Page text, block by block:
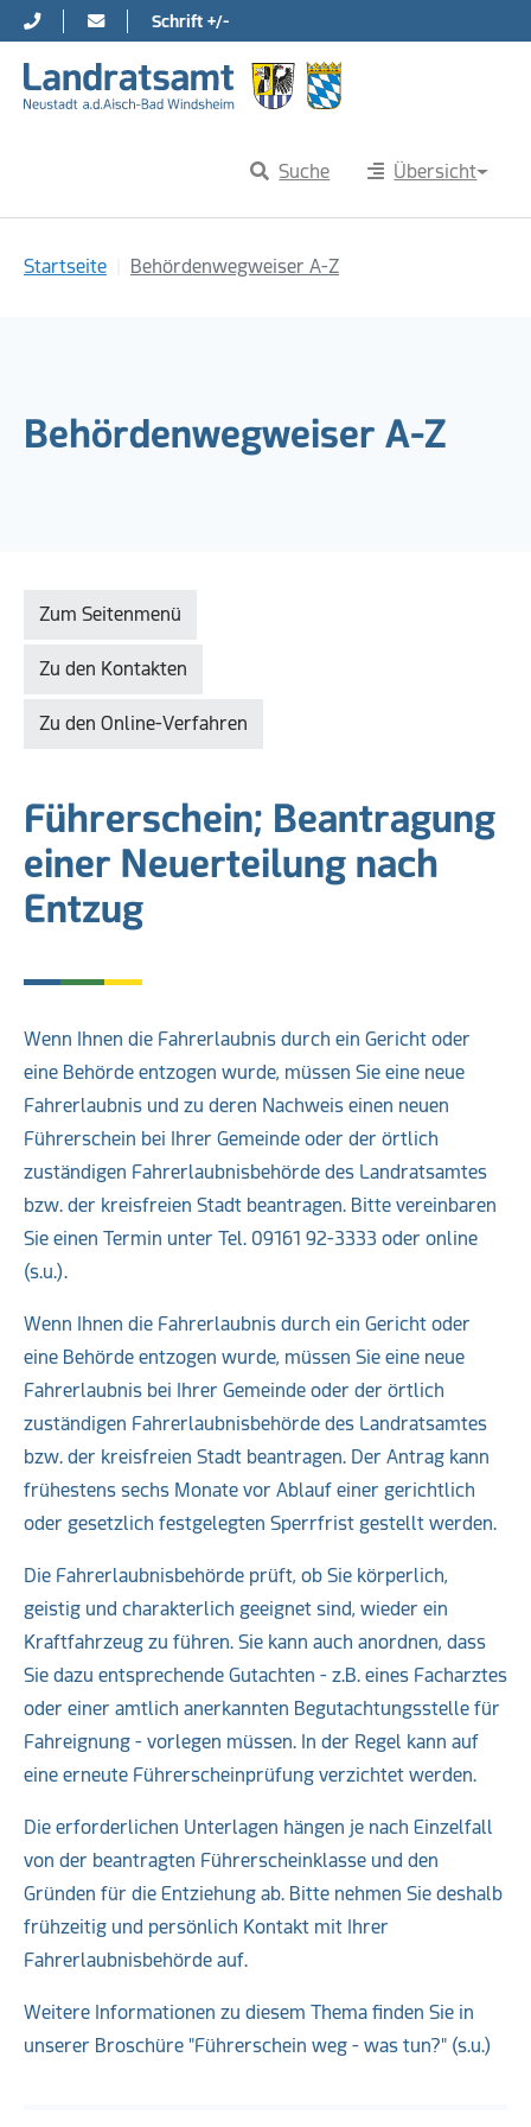
Direkt zur Hauptnavigation springen
Direkt zum Inhalt springen
Schrift +/-
Suche Übersicht
Startseite Behördenwegweiser A-Z
Behördenwegweiser A-Z
Zum Seitenmenü
Zu den Kontakten
Zu den Online-Verfahren
Führerschein; Beantragung
einer Neuerteilung nach
Entzug
Wenn Ihnen die Fahrerlaubnis durch ein Gericht oder
eine Behörde entzogen wurde, müssen Sie eine neue
Fahrerlaubnis und zu deren Nachweis einen neuen
Führerschein bei Ihrer Gemeinde oder der örtlich
zuständigen Fahrerlaubnisbehörde des Landratsamtes
bzw. der kreisfreien Stadt beantragen. Bitte vereinbaren
Sie einen Termin unter Tel. 09161 92-3333 oder online
(s.u.).
Wenn Ihnen die Fahrerlaubnis durch ein Gericht oder
eine Behörde entzogen wurde, müssen Sie eine neue
Fahrerlaubnis bei Ihrer Gemeinde oder der örtlich
zuständigen Fahrerlaubnisbehörde des Landratsamtes
bzw. der kreisfreien Stadt beantragen. Der Antrag kann
frühestens sechs Monate vor Ablauf einer gerichtlich
oder gesetzlich festgelegten Sperrfrist gestellt werden.
Die Fahrerlaubnisbehörde prüft, ob Sie körperlich,
geistig und charakterlich geeignet sind, wieder ein
Kraftfahrzeug zu führen. Sie kann auch anordnen, dass
Sie dazu entsprechende Gutachten - z.B. eines Facharztes
oder einer amtlich anerkannten Begutachtungsstelle für
Fahreignung - vorlegen müssen. In der Regel kann auf
eine erneute Führerscheinprüfung verzichtet werden.
Die erforderlichen Unterlagen hängen je nach Einzelfall
von der beantragten Führerscheinklasse und den
Gründen für die Entziehung ab. Bitte nehmen Sie deshalb
frühzeitig und persönlich Kontakt mit Ihrer
Fahrerlaubnisbehörde auf.
Weitere Informationen zu diesem Thema finden Sie in
unserer Broschüre "Führerschein weg - was tun?" (s.u.)